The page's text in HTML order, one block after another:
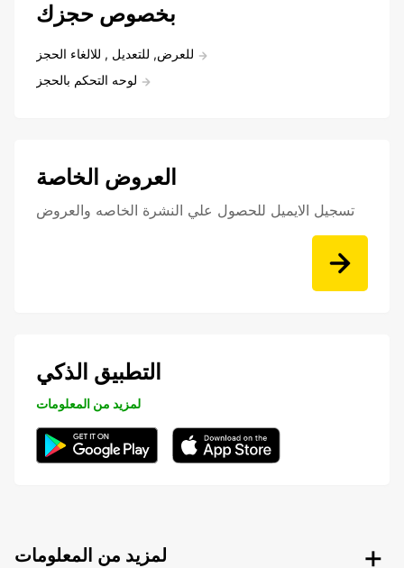
بخصوص حجزك
للعرض, للتعديل , للالغاء الحجز
لوحه التحكم بالحجز
العروض الخاصة
تسجيل الايميل للحصول علي النشرة الخاصه والعروض
التطبيق الذكي
لمزيد من المعلومات
لمزيد من المعلومات